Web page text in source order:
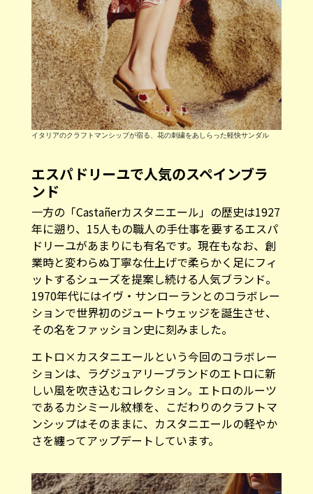
イタリアのクラフトマンシップが宿る、花の刺繍をあしらった軽快サンダル
エスパドリーユで人気のスペインブラ
一方の「Castañerカスタニエール」の歴史は1927
年に遡り、15人もの職人の手仕事を要するエスパ
ドリーユがあまりにも有名です。現在もなお、創
業時と変わらぬ丁寧な仕上げで柔らかく足にフィ
ットするシューズを提案し続ける人気ブランド。
1970年代にはイヴ・サンローランとのコラボレー
ションで世界初のジュートウェッジを誕生させ、
その名をファッション史に刻みました。
エトロ×カスタニエールという今回のコラボレー
ションは、ラグジュアリーブランドのエトロに新
しい風を吹き込むコレクション。エトロのルーツ
であるカシミール紋様を、こだわりのクラフトマ
ンシップはそのままに、カスタニエールの軽やか
さを纏ってアップデートしています。